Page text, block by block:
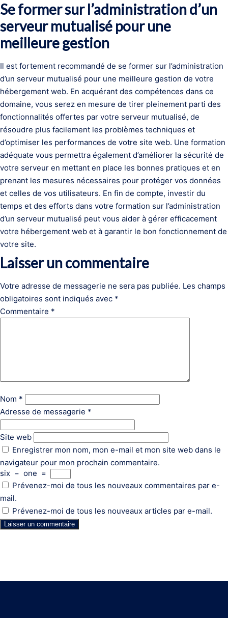
Se former sur l’administration d’un
serveur mutualisé pour une
meilleure gestion
Il est fortement recommandé de se former sur l’administration
d’un serveur mutualisé pour une meilleure gestion de votre
hébergement web. En acquérant des compétences dans ce
domaine, vous serez en mesure de tirer pleinement parti des
fonctionnalités offertes par votre serveur mutualisé, de
résoudre plus facilement les problèmes techniques et
d’optimiser les performances de votre site web. Une formation
adéquate vous permettra également d’améliorer la sécurité de
votre serveur en mettant en place les bonnes pratiques et en
prenant les mesures nécessaires pour protéger vos données
et celles de vos utilisateurs. En fin de compte, investir du
temps et des efforts dans votre formation sur l’administration
d’un serveur mutualisé peut vous aider à gérer efficacement
votre hébergement web et à garantir le bon fonctionnement de
votre site.
Laisser un commentaire
Votre adresse de messagerie ne sera pas publiée. Les champs
obligatoires sont indiqués avec *
Commentaire *
Nom *
Adresse de messagerie *
Site web
Enregistrer mon nom, mon e-mail et mon site web dans le
navigateur pour mon prochain commentaire.
six − one =
Prévenez-moi de tous les nouveaux commentaires par e-
mail.
Prévenez-moi de tous les nouveaux articles par e-mail.